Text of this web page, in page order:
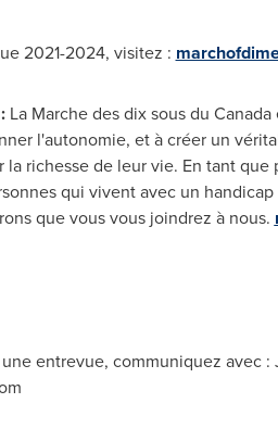
2021-2024, visitez :
: La Marche des dix sous du Canada
l'autonomie, et à créer un
richesse de leur vie. En tant
qui vivent avec un
que vous vous joindrez à nous.
entrevue, communiquez avec